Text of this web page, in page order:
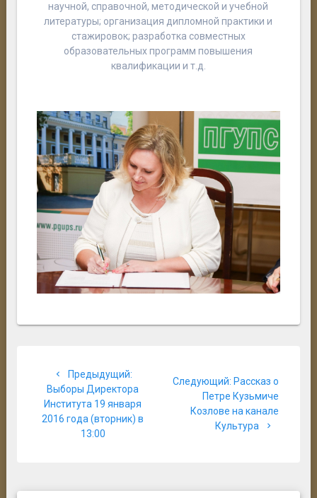
научной, справочной, методической и учебной
литературы; организация дипломной практики и
стажировок; разработка совместных
образовательных программ повышения
квалификации и т.д.
по
записям
Предыдущий:
запись:
Выборы Директора
Института 19 января
2016 года (вторник) в
13:00
Следующий: Следующая
запись:
Рассказ о
Петре Кузьмиче
Козлове на канале
Культура